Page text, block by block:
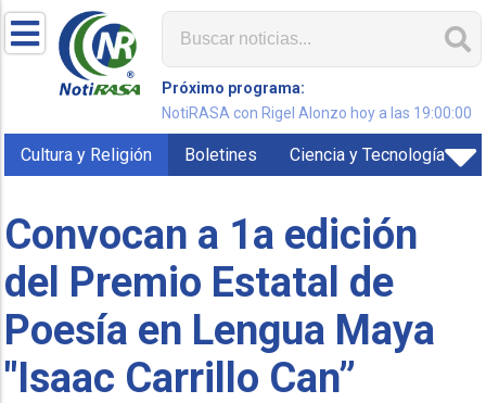
Próximo programa:
NotiRASA con Rigel Alonzo hoy a las 19:00:00
Cultura y Religión Boletines Ciencia y Tecnología
Convocan a 1a edición
del Premio Estatal de
Poesía en Lengua Maya
"Isaac Carrillo Can”